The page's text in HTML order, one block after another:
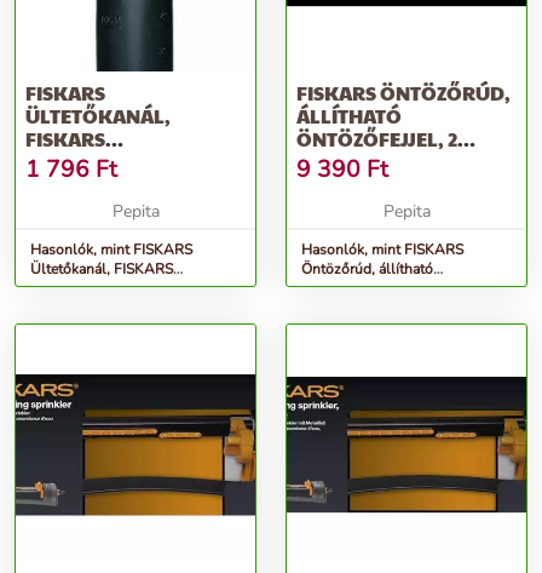
FISKARS
ÜLTETŐKANÁL,
FISKARS
&QUOT;ERGO&QUOT;
1 796 Ft
Pepita
Hasonlók, mint FISKARS
Ültetőkanál, FISKARS
&quot;Ergo&quot;
FISKARS ÖNTÖZŐRÚD,
ÁLLÍTHATÓ
ÖNTÖZŐFEJJEL, 2
FUNKCIÓVAL,
FISKARS...
9 390 Ft
Pepita
Hasonlók, mint FISKARS
Öntözőrúd, állítható
öntözőfejjel, 2 funkcióval,